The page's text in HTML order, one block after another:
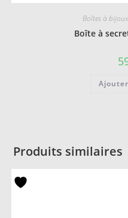
Boîtes à
Boîte à
Produits similaires